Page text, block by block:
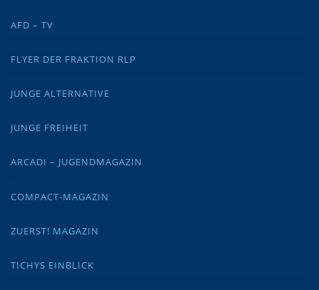
AFD – TV
FLYER DER FRAKTION RLP
JUNGE ALTERNATIVE
JUNGE FREIHEIT
ARCADI – JUGENDMAGAZIN
COMPACT-MAGAZIN
ZUERST! MAGAZIN
TICHYS EINBLICK